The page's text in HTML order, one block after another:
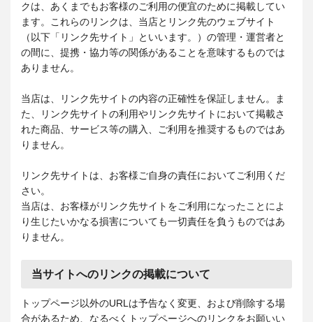
クは、あくまでもお客様のご利用の便宜のために掲載してい
ます。これらのリンクは、当店とリンク先のウェブサイト
（以下「リンク先サイト」といいます。）の管理・運営者と
の間に、提携・協力等の関係があることを意味するものでは
ありません。
当店は、リンク先サイトの内容の正確性を保証しません。ま
た、リンク先サイトの利用やリンク先サイトにおいて掲載さ
れた商品、サービス等の購入、ご利用を推奨するものではあ
りません。
リンク先サイトは、お客様ご自身の責任においてご利用くだ
さい。
当店は、お客様がリンク先サイトをご利用になったことによ
り生じたいかなる損害についても一切責任を負うものではあ
りません。
当サイトへのリンクの掲載について
トップページ以外のURLは予告なく変更、および削除する場
合があるため、なるべくトップページへのリンクをお願いい